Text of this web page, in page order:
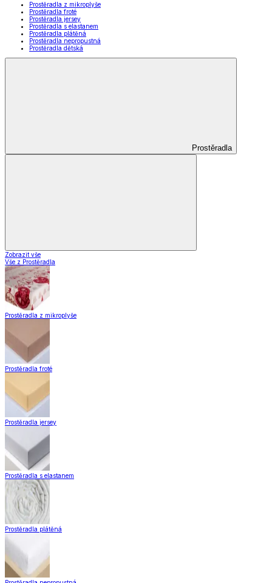
Prostěradla z mikroplyše
Prostěradla froté
Prostěradla jersey
Prostěradla s elastanem
Prostěradla plátěná
Prostěradla nepropustná
Prostěradla dětská
Prostěradla
Zobrazit vše
Vše z Prostěradla
Prostěradla z mikroplyše
Prostěradla froté
Prostěradla jersey
Prostěradla s elastanem
Prostěradla plátěná